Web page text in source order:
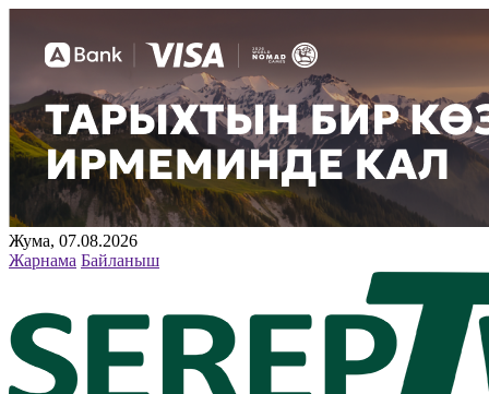
Жума, 07.08.2026
Жарнама Байланыш